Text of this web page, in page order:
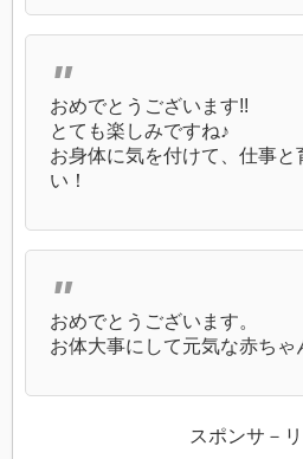
おめでとうございます!!
とても楽しみですね♪
お身体に気を付けて、仕事と
い！
おめでとうございます。
お体大事にして元気な赤ちゃ
スポンサ－